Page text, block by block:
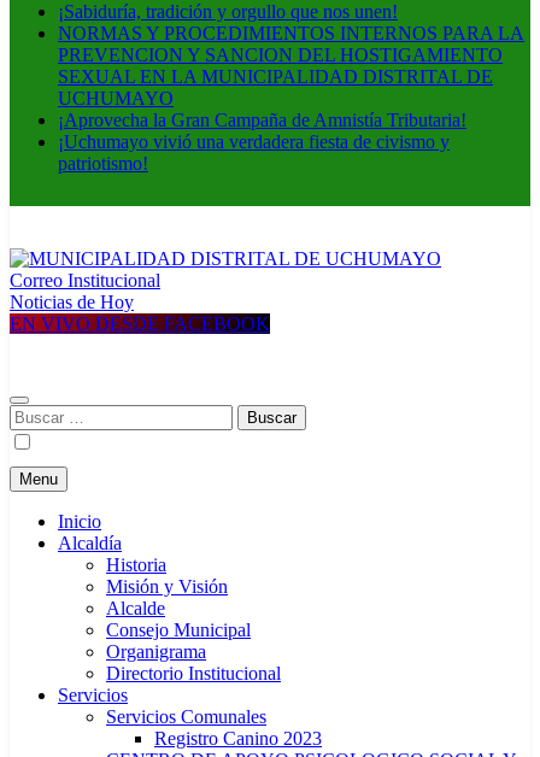
¡Sabiduría, tradición y orgullo que nos unen!
NORMAS Y PROCEDIMIENTOS INTERNOS PARA LA
PREVENCION Y SANCION DEL HOSTIGAMIENTO
SEXUAL EN LA MUNICIPALIDAD DISTRITAL DE
UCHUMAYO
¡Aprovecha la Gran Campaña de Amnistía Tributaria!
¡Uchumayo vivió una verdadera fiesta de civismo y
patriotismo!
MUNICIPALIDAD DISTRITAL DE UCHUMAYO
Construyendo una nueva Historia
Correo Institucional
Noticias de Hoy
EN VIVO DESDE FACEBOOK
Buscar:
Menu
Inicio
Alcaldía
Historia
Misión y Visión
Alcalde
Consejo Municipal
Organigrama
Directorio Institucional
Servicios
Servicios Comunales
Registro Canino 2023